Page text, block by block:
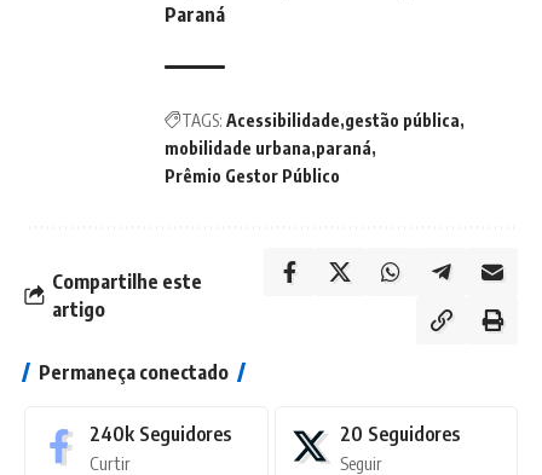
Paraná
TAGS: Acessibilidade gestão pública
mobilidade urbana paraná
Prêmio Gestor Público
Compartilhe este
artigo
Permaneça conectado
240k Seguidores
Curtir
20 Seguidores
Seguir